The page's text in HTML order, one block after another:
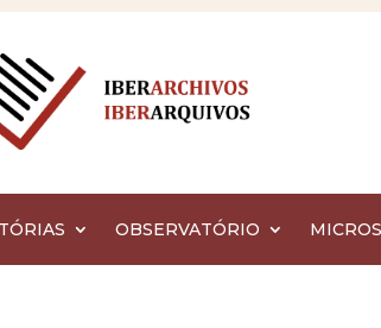
OBSERVATÓRIO